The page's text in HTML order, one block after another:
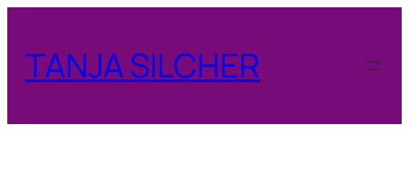
springen
TANJA SILCHER